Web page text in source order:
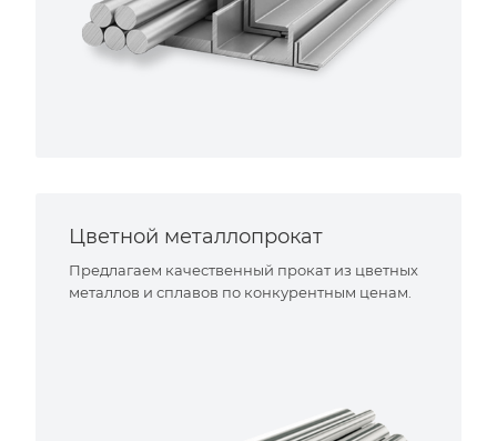
Цветной металлопрокат
Предлагаем качественный прокат из цветных
металлов и сплавов по конкурентным ценам.